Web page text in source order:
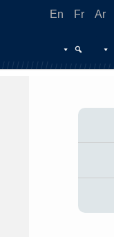
En Fr Ar